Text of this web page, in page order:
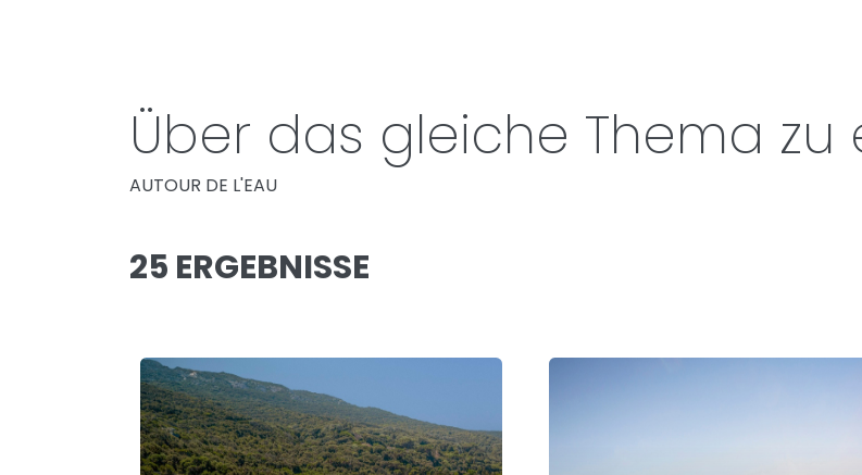
Über das gleiche Thema zu
AUTOUR DE L'EAU
25 ERGEBNISSE